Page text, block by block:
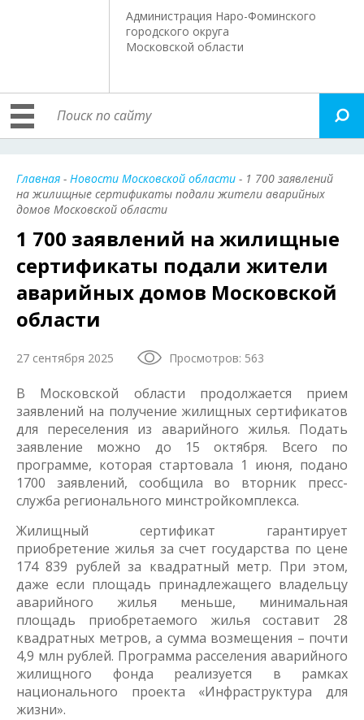
Администрация Наро-Фоминского
городского округа
Московской области
Главная - Новости Московской области - 1 700 заявлений
на жилищные сертификаты подали жители аварийных
домов Московской области
1 700 заявлений на жилищные
сертификаты подали жители
аварийных домов Московской
области
27 сентября 2025 Просмотров: 563
В Московской области продолжается прием
заявлений на получение жилищных сертификатов
для переселения из аварийного жилья. Подать
заявление можно до 15 октября. Всего по
программе, которая стартовала 1 июня, подано
1700 заявлений, сообщила во вторник пресс-
служба регионального минстройкомплекса.
Жилищный сертификат гарантирует
приобретение жилья за счет государства по цене
174 839 рублей за квадратный метр. При этом,
даже если площадь принадлежащего владельцу
аварийного жилья меньше, минимальная
площадь приобретаемого жилья составит 28
квадратных метров, а сумма возмещения – почти
4,9 млн рублей. Программа расселения аварийного
жилищного фонда реализуется в рамках
национального проекта «Инфраструктура для
жизни».